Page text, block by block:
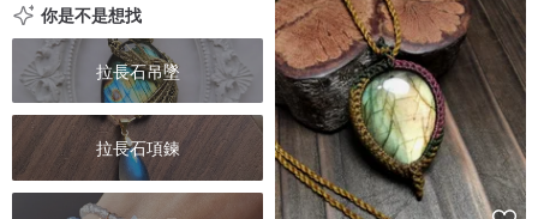
你是不是想找
拉長石吊墜
拉長石項鍊